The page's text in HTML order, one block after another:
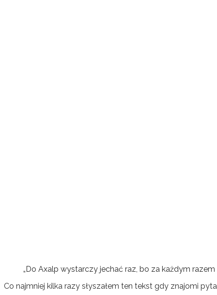
„Do Axalp wystarczy jechać raz, bo za każdym razem
Co najmniej kilka razy słyszałem ten tekst gdy znajomi